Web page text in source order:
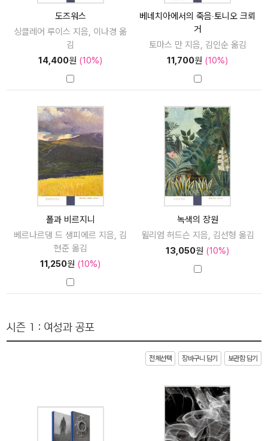
도즈워스
싱클레어 루이스 지음, 이나경 옮
김
14,400원 (10%)
베네치아에서의 죽음‧토니오 크뢰
거
토마스 만 지음, 김인순 옮김
11,700원 (10%)
폴과 비르지니
베르나르댕 드 생피에르 지음, 김
현준 옮김
11,250원 (10%)
녹색의 장원
윌리엄 허드슨 지음, 김선형 옮김
13,050원 (10%)
시즌 1 : 여성과 공포
전체선택 장바구니 담기 보관함 담기